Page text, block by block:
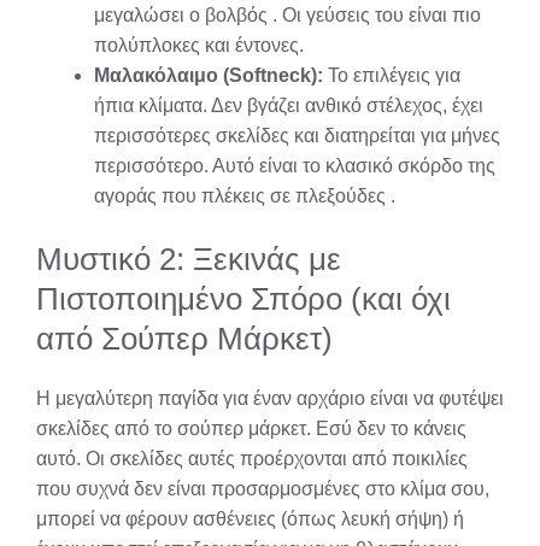
μεγαλώσει ο βολβός . Οι γεύσεις του είναι πιο
πολύπλοκες και έντονες.
Μαλακόλαιμο (Softneck): Το επιλέγεις για
ήπια κλίματα. Δεν βγάζει ανθικό στέλεχος, έχει
περισσότερες σκελίδες και διατηρείται για μήνες
περισσότερο. Αυτό είναι το κλασικό σκόρδο της
αγοράς που πλέκεις σε πλεξούδες .
Μυστικό 2: Ξεκινάς με
Πιστοποιημένο Σπόρο (και όχι
από Σούπερ Μάρκετ)
Η μεγαλύτερη παγίδα για έναν αρχάριο είναι να φυτέψει
σκελίδες από το σούπερ μάρκετ. Εσύ δεν το κάνεις
αυτό. Οι σκελίδες αυτές προέρχονται από ποικιλίες
που συχνά δεν είναι προσαρμοσμένες στο κλίμα σου,
μπορεί να φέρουν ασθένειες (όπως λευκή σήψη) ή